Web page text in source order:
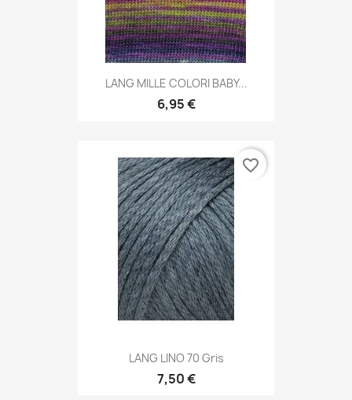
LANG MILLE COLORI BABY...
6,95 €
LANG LINO 70 Gris
7,50 €
favorite_border